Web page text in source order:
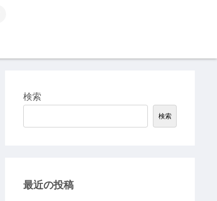
検索
検索
最近の投稿